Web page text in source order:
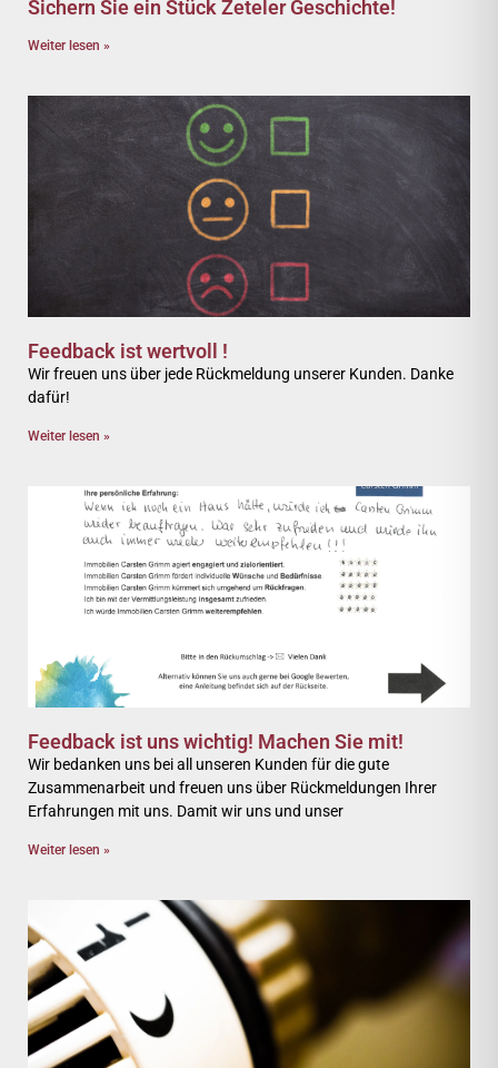
Sichern Sie ein Stück Zeteler Geschichte!
Weiter lesen »
Feedback ist wertvoll !
Wir freuen uns über jede Rückmeldung unserer Kunden. Danke
dafür!
Weiter lesen »
Feedback ist uns wichtig! Machen Sie mit!
Wir bedanken uns bei all unseren Kunden für die gute
Zusammenarbeit und freuen uns über Rückmeldungen Ihrer
Erfahrungen mit uns. Damit wir uns und unser
Weiter lesen »